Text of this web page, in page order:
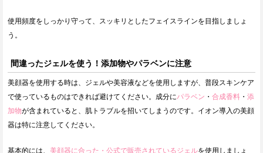
使用頻度をしっかり守って、スッキリとしたフェイスラインを目指しましょ
う。
間違ったジェルを使う！添加物やパラベンに注意
美顔器を使用する時は、ジェルや美容液などを使用しますが、普段スキンケア
で使っているものはできれば避けてください。成分にパラベン ・ 合成香料 ・ 添
加物が含まれていると、肌トラブルを招いてしまうのです。イオン導入の美顔
器は特に注意してください。
基本的には、 美顔器に合った・公式で販売されているジェルを使用しましょ